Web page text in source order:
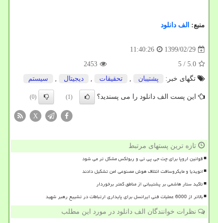
منبع: الف دانلود
1399/02/29
11:40:26
5.0
/ 5
2453
تگهای خبر:
پشتیبان , تحقیقات , دیجیتال , سیستم
این پست الف دانلود را می پسندید؟ (1)
(0)
X
تازه ترین پستهای مرتبط
قوانین اروپا برای چت جی پی تی و ربولکس مشکل تر می شود
انویدیا و مایکروسافت ائتلاف هوش مصنوعی امن تشکیل دادند
تاکید ستار هاشمی بر پشتیبانی از مناطق کمتر برخوردار
بالاتر از 6000 عملیات فنی ایرانسل برای پایداری ارتباطات در تشییع رهبر شهید
نظرات خوانندگان الف دانلود در مورد این مطلب